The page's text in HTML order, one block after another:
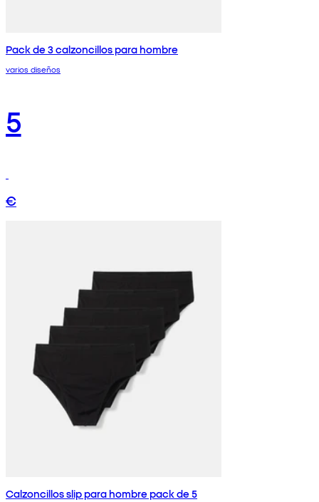
Pack de 3 calzoncillos para hombre
varios diseños
5
€
Calzoncillos slip para hombre pack de 5